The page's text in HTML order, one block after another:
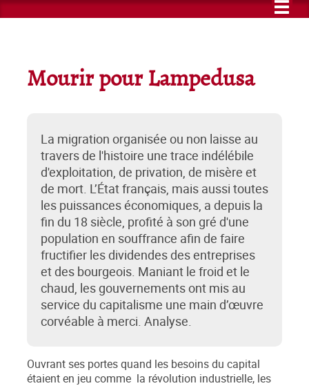
Mourir pour Lampedusa
La migration organisée ou non laisse au
travers de l'histoire une trace indélébile
d'exploitation, de privation, de misère et
de mort. L’État français, mais aussi toutes
les puissances économiques, a depuis la
fin du 18 siècle, profité à son gré d'une
population en souffrance afin de faire
fructifier les dividendes des entreprises
et des bourgeois. Maniant le froid et le
chaud, les gouvernements ont mis au
service du capitalisme une main d’œuvre
corvéable à merci. Analyse.
Ouvrant ses portes quand les besoins du capital
étaient en jeu comme la révolution industrielle, les